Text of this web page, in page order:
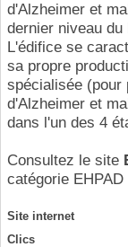
d'Alzheimer et
dernier niveau
L'édifice se
sa propre
spécialisée (pour
d'Alzheimer et
dans l'un des 4
Consultez le site
catégorie
Site internet
Clics